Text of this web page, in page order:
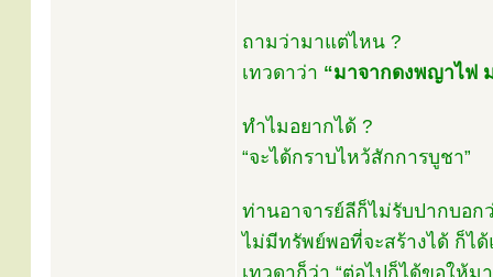
ถามว่ามาแต่ไหน ?
เทวดาว่า “มาจากดงพญาไฟ
ทำไมอยากได้ ?
“จะได้กราบไหว้สักการบูชา”
ท่านอาจารย์ลีก็ไม่รับปากบอก
ไม่มีทรัพย์พอที่จะสร้างได้ ก็ได้
เทวดาก็ว่า “ต่อไปก็ได้ขอให้ม